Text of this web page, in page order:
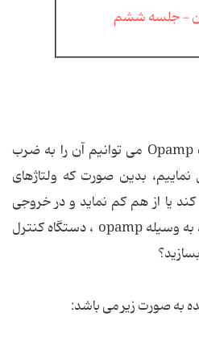
با اندكی تغییر در نحوه نصب Opamp می توانیم آن را به ضرب
نماییم، بدین صورت كه ولتاژهای
یا از هم كم نماید و در خروجی
نشان دهد. حال آیا می توانید به وسیله opamp ، دستگاه كنترل
به صورت زیر می باشد: